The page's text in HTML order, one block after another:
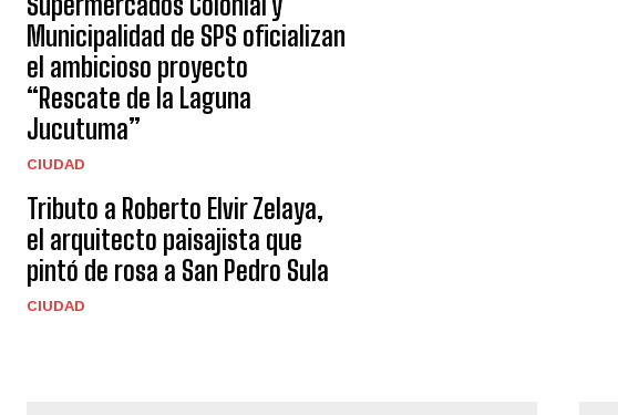
Municipalidad de SPS oficializan
el ambicioso proyecto
“Rescate de la Laguna
Jucutuma”
CIUDAD
Tributo a Roberto Elvir Zelaya,
el arquitecto paisajista que
pintó de rosa a San Pedro Sula
CIUDAD